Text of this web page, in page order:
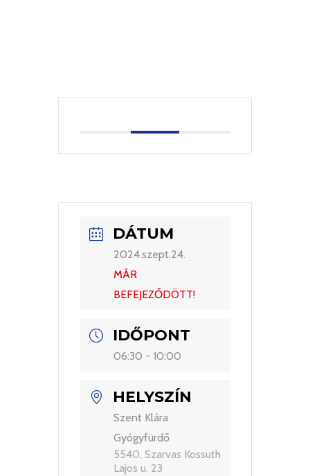
DÁTUM
2024.szept.24.
MÁR
BEFEJEZŐDÖTT!
IDŐPONT
06:30 - 10:00
HELYSZÍN
Szent Klára
Gyógyfürdő
5540, Szarvas Kossuth
Lajos u. 23